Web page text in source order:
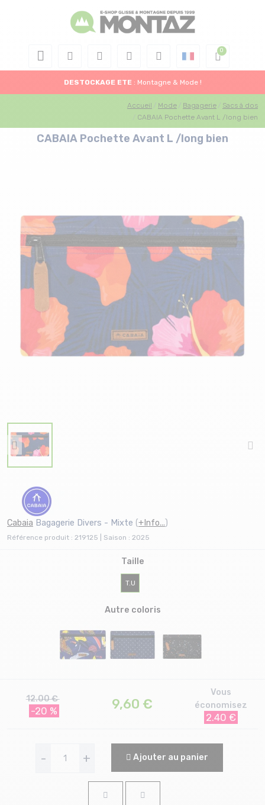
DESTOCKAGE ETE : Montagne & Mode !
Accueil Mode Bagagerie
Sacs à dos
CABAIA Pochette Avant L /long bien
CABAIA Pochette Avant L /long bien
Cabaia Bagagerie Divers - Mixte (+Info...)
Référence produit : 219125 | Saison : 2025
Taille
T.U
Autre coloris
12.00 €
-20 % 9,60 €
Vous
économisez
2.40 €
- + Ajouter au panier